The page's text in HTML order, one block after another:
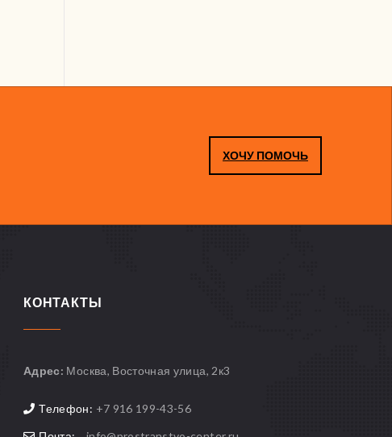
ХОЧУ ПОМОЧЬ
КОНТАКТЫ
Адрес: Москва, Восточная улица, 2к3
Телефон: +7 916 199-43-56